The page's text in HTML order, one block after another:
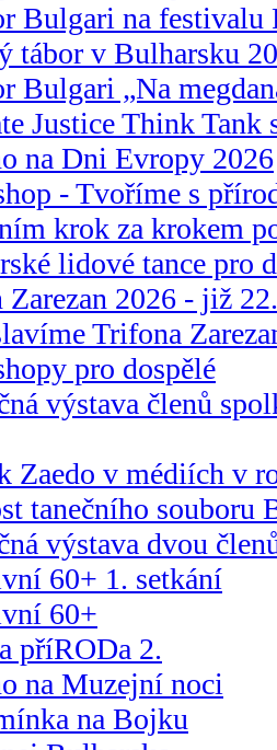
Bulgari na festivalu
tábor v Bulharsku
Bulgari „Na
Justice Think Tank
na Dni Evropy 2026
- Tvoříme s
krok za krokem
lidové tance pro
2026 - již
Trifona
pro dospělé
výstava členů
Zaedo v médiích v
tanečního souboru
výstava dvou
60+ 1. setkání
60+
příRODa 2.
na Muzejní noci
na Bojku